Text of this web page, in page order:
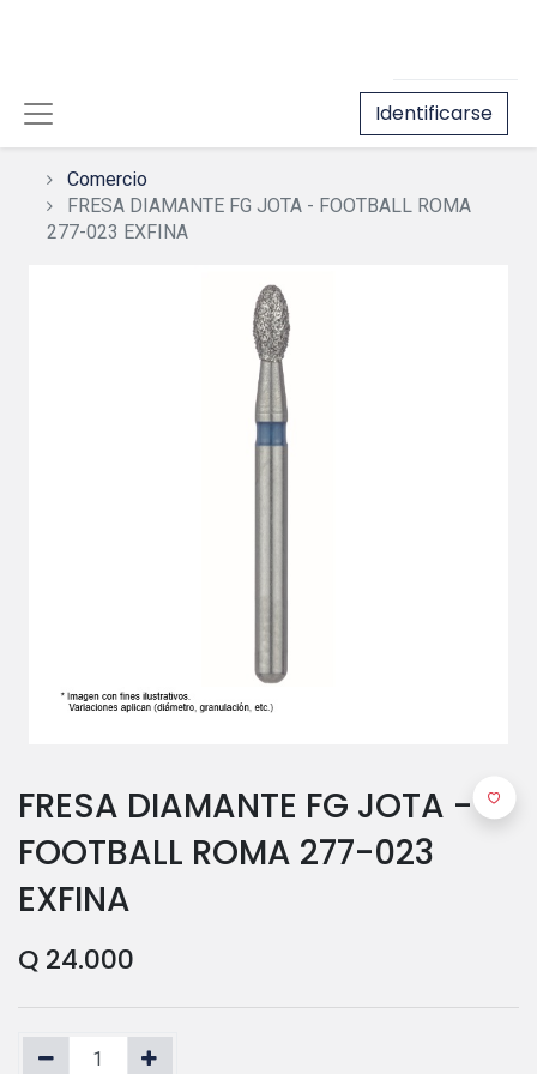
Identificarse
Comercio
FRESA DIAMANTE FG JOTA - FOOTBALL ROMA
277-023 EXFINA
FRESA DIAMANTE FG JOTA -
FOOTBALL ROMA 277-023
EXFINA
Q 24.000